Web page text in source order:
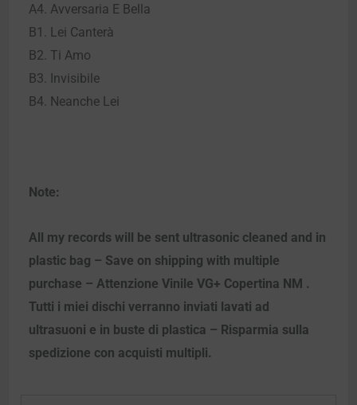
A4. Avversaria E Bella
B1. Lei Canterà
B2. Ti Amo
B3. Invisibile
B4. Neanche Lei
Note:
All my records will be sent ultrasonic cleaned and in
plastic bag – Save on shipping with multiple
purchase – Attenzione Vinile VG+ Copertina NM .
Tutti i miei dischi verranno inviati lavati ad
ultrasuoni e in buste di plastica – Risparmia sulla
spedizione con acquisti multipli.